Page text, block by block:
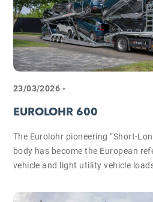
23/03/2026 -
EUROLOHR 600
The Eurolohr pioneering “Short-
body has become the European
vehicle and light utility vehicle